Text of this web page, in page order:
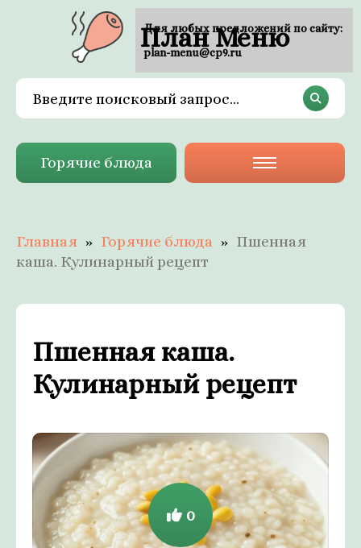
План Меню
Горячие блюда
Главная Горячие блюда
Пшенная
каша. Кулинарный рецепт
Пшенная каша.
Кулинарный рецепт
0
Для любых предложений по сайту:
plan-menu@cp9.ru